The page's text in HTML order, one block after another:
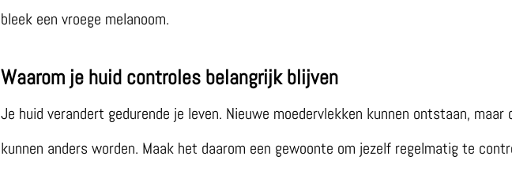
bleek een vroege melanoom.
Waarom je huid controles belangrijk blijven
Je huid verandert gedurende je leven. Nieuwe moedervlekken kunnen ontstaan, maar
kunnen anders worden. Maak het daarom een gewoonte om jezelf regelmatig te